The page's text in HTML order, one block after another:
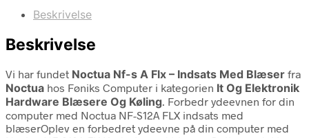
Beskrivelse
Beskrivelse
Vi har fundet Noctua Nf-s A Flx – Indsats Med Blæser fra
Noctua hos Føniks Computer i kategorien It Og Elektronik
Hardware Blæsere Og Køling. Forbedr ydeevnen for din
computer med Noctua NF-S12A FLX indsats med
blæserOplev en forbedret ydeevne på din computer med